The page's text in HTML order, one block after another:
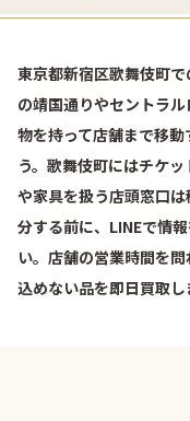
東京都新宿区歌舞伎町
の靖国通りやセントラ
物を持って店舗まで移
う。歌舞伎町にはチケ
や家具を扱う店頭窓口
分する前に、LINEで情
い。店舗の営業時間を
込めない品を即日買取し